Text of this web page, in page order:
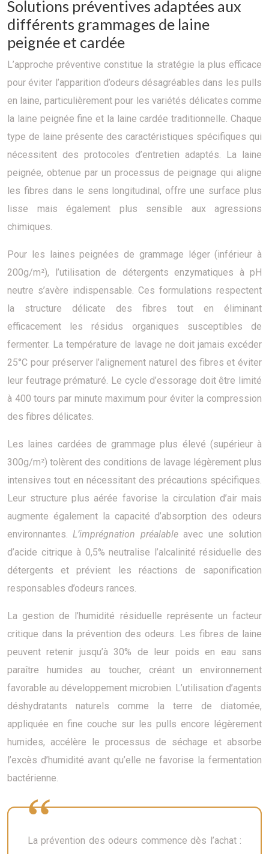
Solutions préventives adaptées aux
différents grammages de laine
peignée et cardée
L’approche préventive constitue la stratégie la plus efficace
pour éviter l’apparition d’odeurs désagréables dans les pulls
en laine, particulièrement pour les variétés délicates comme
la laine peignée fine et la laine cardée traditionnelle. Chaque
type de laine présente des caractéristiques spécifiques qui
nécessitent des protocoles d’entretien adaptés. La laine
peignée, obtenue par un processus de peignage qui aligne
les fibres dans le sens longitudinal, offre une surface plus
lisse mais également plus sensible aux agressions
chimiques.
Pour les laines peignées de grammage léger (inférieur à
200g/m²), l’utilisation de détergents enzymatiques à pH
neutre s’avère indispensable. Ces formulations respectent
la structure délicate des fibres tout en éliminant
efficacement les résidus organiques susceptibles de
fermenter. La température de lavage ne doit jamais excéder
25°C pour préserver l’alignement naturel des fibres et éviter
leur feutrage prématuré. Le cycle d’essorage doit être limité
à 400 tours par minute maximum pour éviter la compression
des fibres délicates.
Les laines cardées de grammage plus élevé (supérieur à
300g/m²) tolèrent des conditions de lavage légèrement plus
intensives tout en nécessitant des précautions spécifiques.
Leur structure plus aérée favorise la circulation d’air mais
augmente également la capacité d’absorption des odeurs
environnantes.L’imprégnation préalableavec une solution
d’acide citrique à 0,5% neutralise l’alcalinité résiduelle des
détergents et prévient les réactions de saponification
responsables d’odeurs rances.
La gestion de l’humidité résiduelle représente un facteur
critique dans la prévention des odeurs. Les fibres de laine
peuvent retenir jusqu’à 30% de leur poids en eau sans
paraître humides au toucher, créant un environnement
favorable au développement microbien. L’utilisation d’agents
déshydratants naturels comme la terre de diatomée,
appliquée en fine couche sur les pulls encore légèrement
humides, accélère le processus de séchage et absorbe
l’excès d’humidité avant qu’elle ne favorise la fermentation
bactérienne.
La prévention des odeurs commence dès l’achat :